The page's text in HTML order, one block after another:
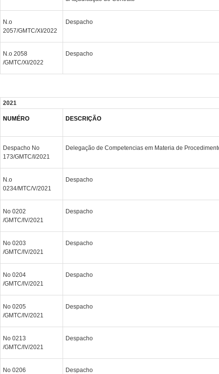
N.o
2057/GMTC/XI/2022
Despacho
N.o 2058
/GMTC/XI/2022
Despacho
2021
NUMÉRO DESCRIÇÃO
Despacho No
173/GMTC/I/2021
Delegação de Competencias em Materia de
N.o
0234/MTC/V/2021
Despacho
No 0202
/GMTC/IV/2021
Despacho
No 0203
/GMTC/IV/2021
Despacho
No 0204
/GMTC/IV/2021
Despacho
No 0205
/GMTC/IV/2021
Despacho
No 0213
/GMTC/IV/2021
Despacho
No 0206
Despacho